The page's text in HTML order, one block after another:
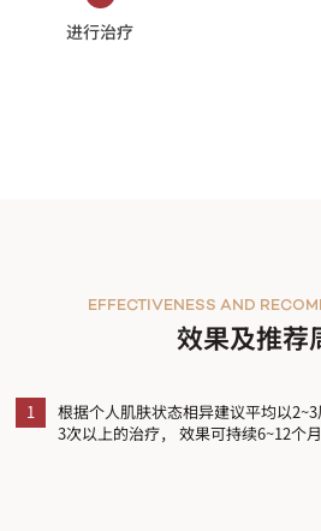
进行治疗
效果及推荐
EFFECTIVENESS AND
1
根据个人肌肤状态相异建议平均以
3次以上的治疗， 效果可持续6~12个月